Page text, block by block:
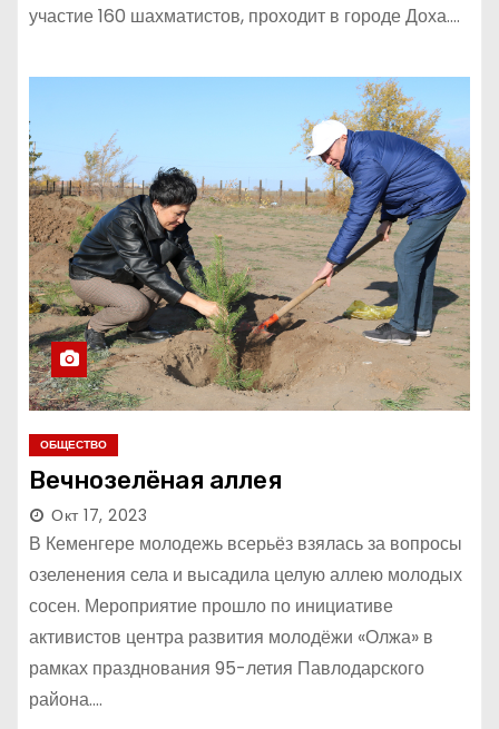
участие 160 шахматистов, проходит в городе Доха.…
ОБЩЕСТВО
Вечнозелёная аллея
Окт 17, 2023
В Кеменгере молодежь всерьёз взялась за вопросы
озеленения села и высадила целую аллею молодых
сосен. Мероприятие прошло по инициативе
активистов центра развития молодёжи «Олжа» в
рамках празднования 95-летия Павлодарского
района.…